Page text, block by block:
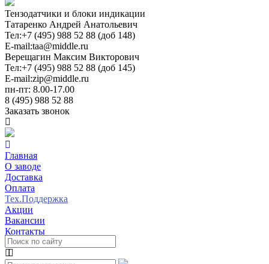
Тензодатчики и блоки индикации
Татаренко Андрей Анатольевич
Тел:+7 (495) 988 52 88 (доб 148)
E-mail:taa@middle.ru
Верещагин Максим Викторович
Тел:+7 (495) 988 52 88 (доб 145)
E-mail:zip@middle.ru
пн-пт: 8.00-17.00
8 (495) 988 52 88
Заказать звонок
Главная
О заводе
Доставка
Оплата
Тех.Поддержка
Акции
Вакансии
Контакты